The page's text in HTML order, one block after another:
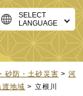
SELECT
LANGUAGE
砂防・土砂災害 > 河
渡地域 > 立根川